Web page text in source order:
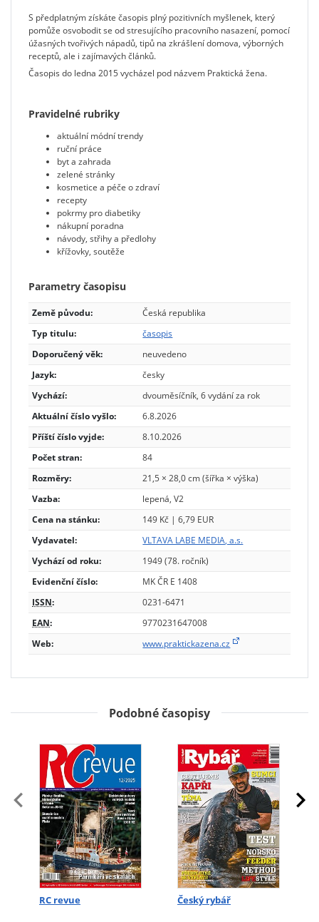
S předplatným získáte časopis plný pozitivních myšlenek, který
pomůže osvobodit se od stresujícího pracovního nasazení, pomocí
úžasných tvořivých nápadů, tipů na zkrášlení domova, výborných
receptů, ale i zajímavých článků.
Časopis do ledna 2015 vycházel pod názvem Praktická žena.
Pravidelné rubriky
aktuální módní trendy
ruční práce
byt a zahrada
zelené stránky
kosmetice a péče o zdraví
recepty
pokrmy pro diabetiky
nákupní poradna
návody, střihy a předlohy
křížovky, soutěže
Parametry časopisu
Země původu:
Česká republika
Typ titulu:
časopis
Doporučený věk:
neuvedeno
Jazyk:
česky
Vychází:
dvouměsíčník, 6 vydání za rok
Aktuální číslo vyšlo:
6.8.2026
Příští číslo vyjde:
8.10.2026
Počet stran:
84
Rozměry:
21,5 × 28,0 cm (šířka × výška)
Vazba:
lepená, V2
Cena na stánku:
149 Kč | 6,79 EUR
Vydavatel:
VLTAVA LABE MEDIA, a.s.
Vychází od roku:
1949 (78. ročník)
Evidenční číslo:
MK ČR E 1408
ISSN:
0231-6471
EAN:
9770231647008
Web:
www.praktickazena.cz
Podobné časopisy
RC revue Český rybář